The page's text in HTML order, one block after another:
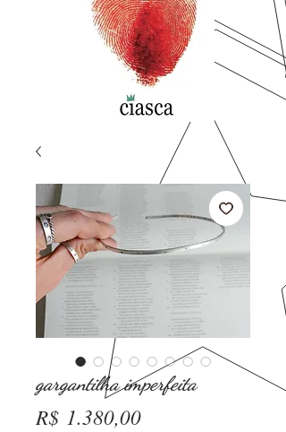
gargantilha imperfeita
R$ 1.380,00Preço